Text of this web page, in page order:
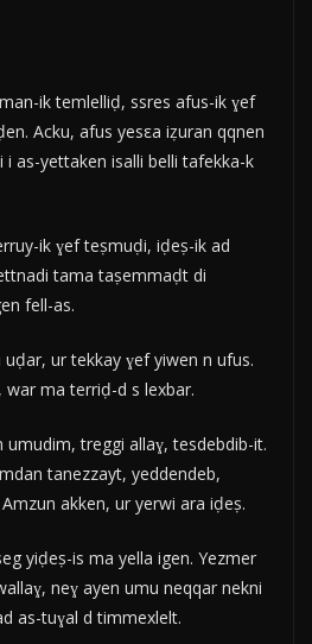
ik temlelliḍ, ssres afus-ik ɣef
Acku, afus yesεa iẓuran qqnen
i as-yettaken isalli belli tafekka-k
ik ɣef teṣmuḍi, iḍeṣ-ik ad
tama taṣemmaḍt di
fell-as.
ur tekkay ɣef yiwen n ufus.
ma terriḍ-d s lexbar.
umudim, treggi allaɣ, tesdebdib-it.
tanezzayt, yeddendeb,
akken, ur yerwi ara iḍeṣ.
yiḍeṣ-is ma yella igen. Yezmer
neɣ ayen umu neqqar nekni
as-tuɣal d timmexlelt.